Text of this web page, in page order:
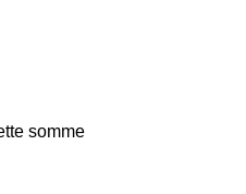
somme